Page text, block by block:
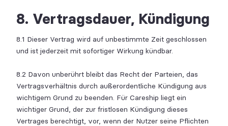
8. Vertragsdauer, Kündigung
8.1 Dieser Vertrag wird auf unbestimmte Zeit geschlossen
und ist jederzeit mit sofortiger Wirkung kündbar.
8.2 Davon unberührt bleibt das Recht der Parteien, das
Vertragsverhältnis durch außerordentliche Kündigung aus
wichtigem Grund zu beenden. Für Careship liegt ein
wichtiger Grund, der zur fristlosen Kündigung dieses
Vertrages berechtigt, vor, wenn der Nutzer seine Pflichten